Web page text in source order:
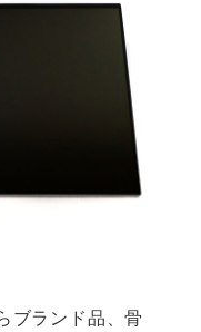
ブランド品、骨